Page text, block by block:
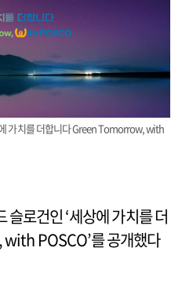
가치를 더합니다 Green Tomorrow, with
슬로건인 ‘세상에 가치를 더
POSCO’를 공개했다